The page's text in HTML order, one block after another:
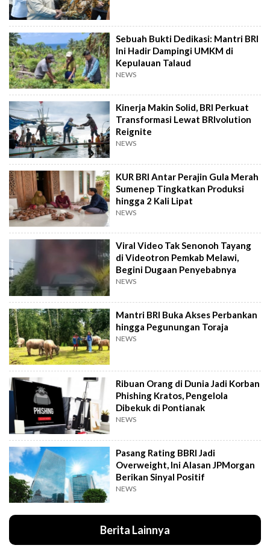
Sebuah Bukti Dedikasi: Mantri BRI
Ini Hadir Dampingi UMKM di
Kepulauan Talaud
NEWS
Kinerja Makin Solid, BRI Perkuat
Transformasi Lewat BRIvolution
Reignite
NEWS
KUR BRI Antar Perajin Gula Merah
Sumenep Tingkatkan Produksi
hingga 2 Kali Lipat
NEWS
Viral Video Tak Senonoh Tayang
di Videotron Pemkab Melawi,
Begini Dugaan Penyebabnya
NEWS
Mantri BRI Buka Akses Perbankan
hingga Pegunungan Toraja
NEWS
Ribuan Orang di Dunia Jadi Korban
Phishing Kratos, Pengelola
Dibekuk di Pontianak
NEWS
Pasang Rating BBRI Jadi
Overweight, Ini Alasan JPMorgan
Berikan Sinyal Positif
NEWS
Berita Lainnya